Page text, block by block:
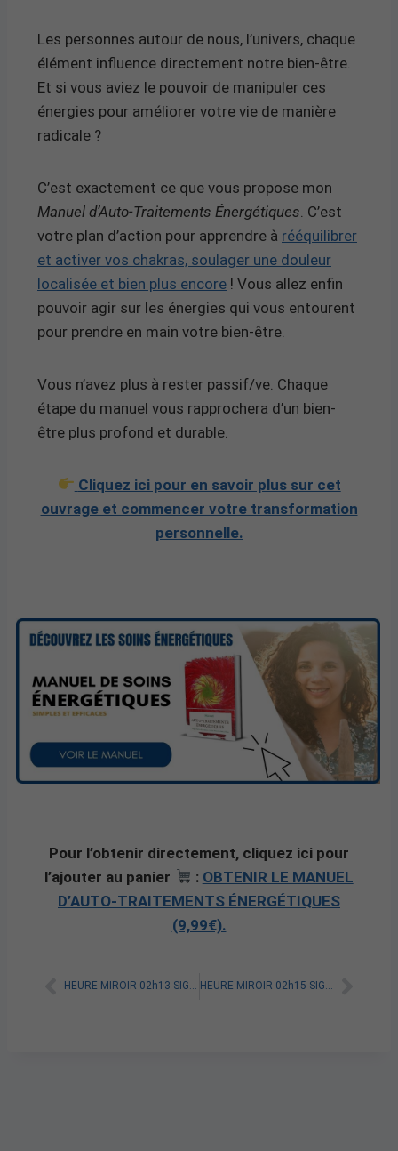
Les personnes autour de nous, l’univers, chaque
élément influence directement notre bien-être.
Et si vous aviez le pouvoir de manipuler ces
énergies pour améliorer votre vie de manière
radicale ?
C’est exactement ce que vous propose mon
Manuel d’Auto-Traitements Énergétiques . C’est
votre plan d’action pour apprendre à rééquilibrer
et activer vos chakras, soulager une douleur
localisée et bien plus encore ! Vous allez enfin
pouvoir agir sur les énergies qui vous entourent
pour prendre en main votre bien-être.
Vous n’avez plus à rester passif/ve. Chaque
étape du manuel vous rapprochera d’un bien-
être plus profond et durable.
Cliquez ici pour en savoir plus sur cet
ouvrage et commencer votre transformation
personnelle.
Pour l’obtenir directement, cliquez ici pour
l’ajouter au panier
: OBTENIR LE MANUEL
D’AUTO-TRAITEMENTS ÉNERGÉTIQUES
(9,99€).
HEURE MIROIR 02h13 SIGNIFICATION SPIRITUELLE [A LIRE] HEURE MIROIR 02h15 SIGNIFICATION SPIRITUELLE [A LIRE]